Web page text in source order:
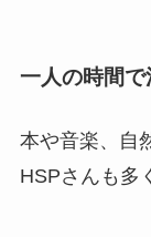
一人の時間
本や音楽、自
HSPさんも多